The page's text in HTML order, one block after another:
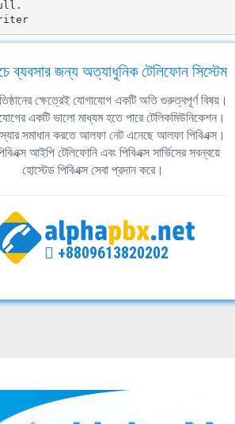
ব্যবসার জন্য অত্যাধুনিক টেলিফোন সিস্টেম
ক্ষেত্রেই যোগাযোগ একটি অতি গুরুত্বপূর্ণ বিষয়।
একটি ভালো মাধ্যম হতে পারে টেলিকমিউনিকেশন।
সমাধান করতে আলফা নেট এনেছে আলফা পিবিএক্স।
আইপি টেলিফোনি এবং পিবিএক্স সার্ভিসের সবন্বয়ে
হোস্টেড পিবিএক্স সেবা প্রদান করে।
+8809613820202